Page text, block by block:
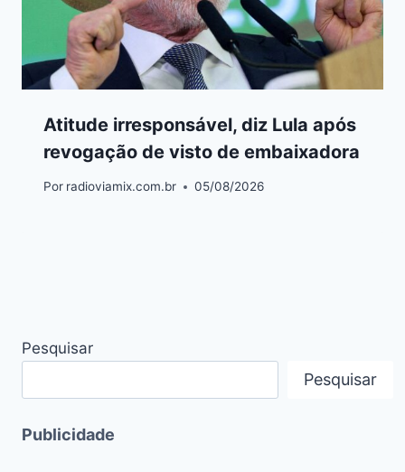
Atitude irresponsável, diz Lula após
revogação de visto de embaixadora
Por radioviamix.com.br 05/08/2026
Pesquisar
Pesquisar
Publicidade